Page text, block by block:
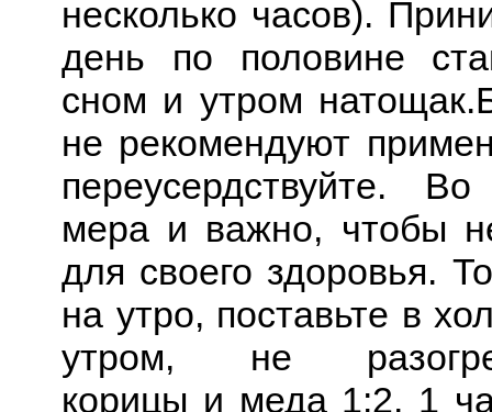
несколько часов).
день по половине
сном и утром
не рекомендуют
переусердствуйте.
мера и важно, чтобы
для своего здоровья.
на утро, поставьте в
утром, не
корицы и меда 1:2. 1